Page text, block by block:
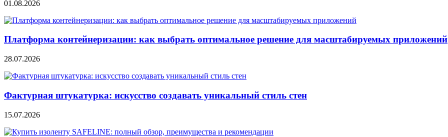
01.08.2026
Платформа контейнеризации: как выбрать оптимальное решение для масштабируемых приложений
28.07.2026
Фактурная штукатурка: искусство создавать уникальный стиль стен
15.07.2026